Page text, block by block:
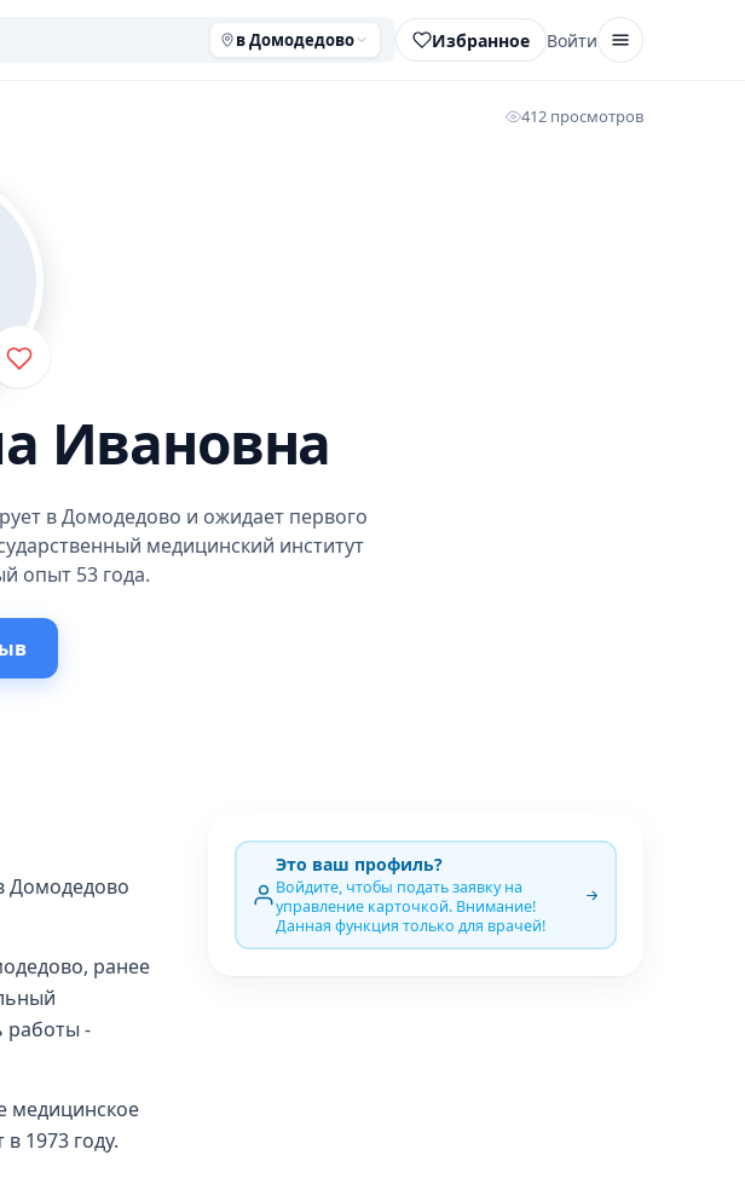
в Домодедово Избранное Войти
412 просмотров
Ивановна
в Домодедово и ожидает первого
медицинский институт
опыт 53 года.
Домодедово
ранее
работы -
медицинское
1973 году.
Это ваш профиль?
Войдите, чтобы подать заявку на
управление карточкой. Внимание!
Данная функция только для врачей!